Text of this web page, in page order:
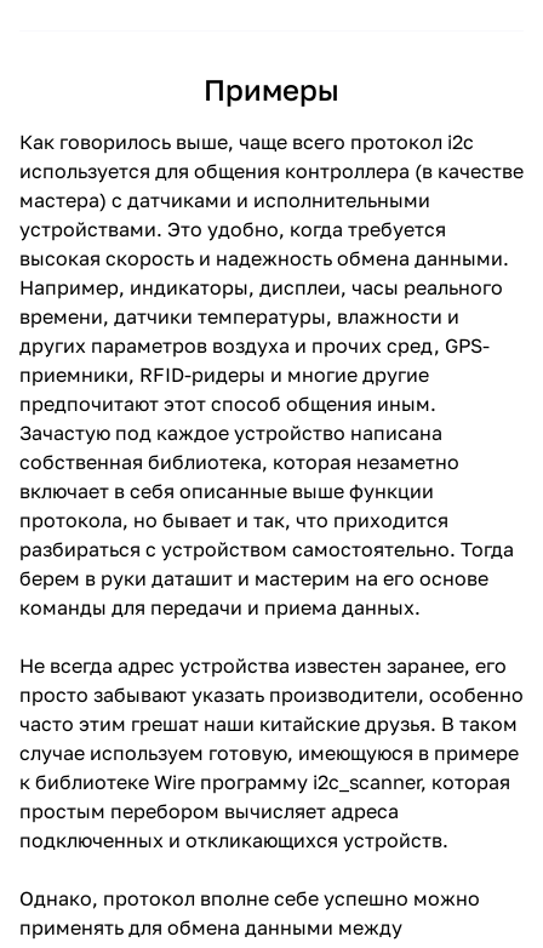
Примеры
Как говорилось выше, чаще всего протокол i2c
используется для общения контроллера (в качестве
мастера) с датчиками и исполнительными
устройствами. Это удобно, когда требуется
высокая скорость и надежность обмена данными.
Например, индикаторы, дисплеи, часы реального
времени, датчики температуры, влажности и
других параметров воздуха и прочих сред, GPS-
приемники, RFID-ридеры и многие другие
предпочитают этот способ общения иным.
Зачастую под каждое устройство написана
собственная библиотека, которая незаметно
включает в себя описанные выше функции
протокола, но бывает и так, что приходится
разбираться с устройством самостоятельно. Тогда
берем в руки даташит и мастерим на его основе
команды для передачи и приема данных.
Не всегда адрес устройства известен заранее, его
просто забывают указать производители, особенно
часто этим грешат наши китайские друзья. В таком
случае используем готовую, имеющуюся в примере
к библиотеке Wire программу i2c_scanner, которая
простым перебором вычисляет адреса
подключенных и откликающихся устройств.
Однако, протокол вполне себе успешно можно
применять для обмена данными между